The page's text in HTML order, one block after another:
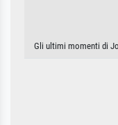
Gli ultimi momenti di